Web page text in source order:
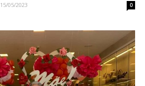
15/05/2023 0